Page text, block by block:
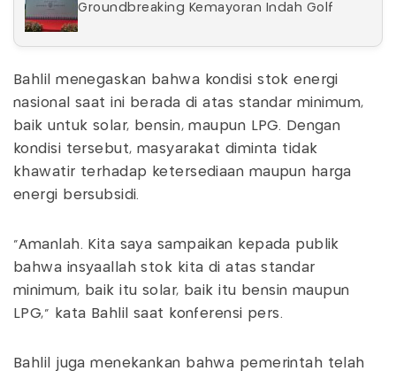
Groundbreaking Kemayoran Indah Golf
Bahlil menegaskan bahwa kondisi stok energi
nasional saat ini berada di atas standar minimum,
baik untuk solar, bensin, maupun LPG. Dengan
kondisi tersebut, masyarakat diminta tidak
khawatir terhadap ketersediaan maupun harga
energi bersubsidi.
"Amanlah. Kita saya sampaikan kepada publik
bahwa insyaallah stok kita di atas standar
minimum, baik itu solar, baik itu bensin maupun
LPG," kata Bahlil saat konferensi pers.
Bahlil juga menekankan bahwa pemerintah telah